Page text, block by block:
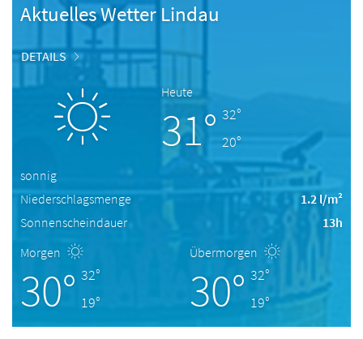
Aktuelles Wetter Lindau
DETAILS
Heute
31° 32°
20°
sonnig
Niederschlagsmenge
1.2 l/m²
Sonnenscheindauer
13h
Morgen
30° 32°
19°
Übermorgen
30° 32°
19°